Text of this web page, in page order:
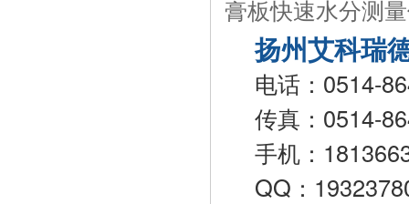
膏板快速水分测
扬州艾科瑞
电话：0514-
传真：0514-
手机：
QQ：